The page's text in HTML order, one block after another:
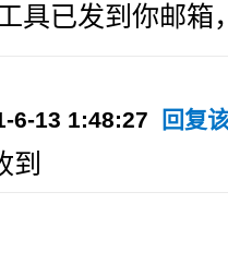
具已发到你邮箱
6-13 1:48:27 回复
到